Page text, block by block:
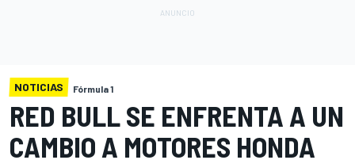
NOTICIAS Fórmula 1
RED BULL SE ENFRENTA A UN
CAMBIO A MOTORES HONDA